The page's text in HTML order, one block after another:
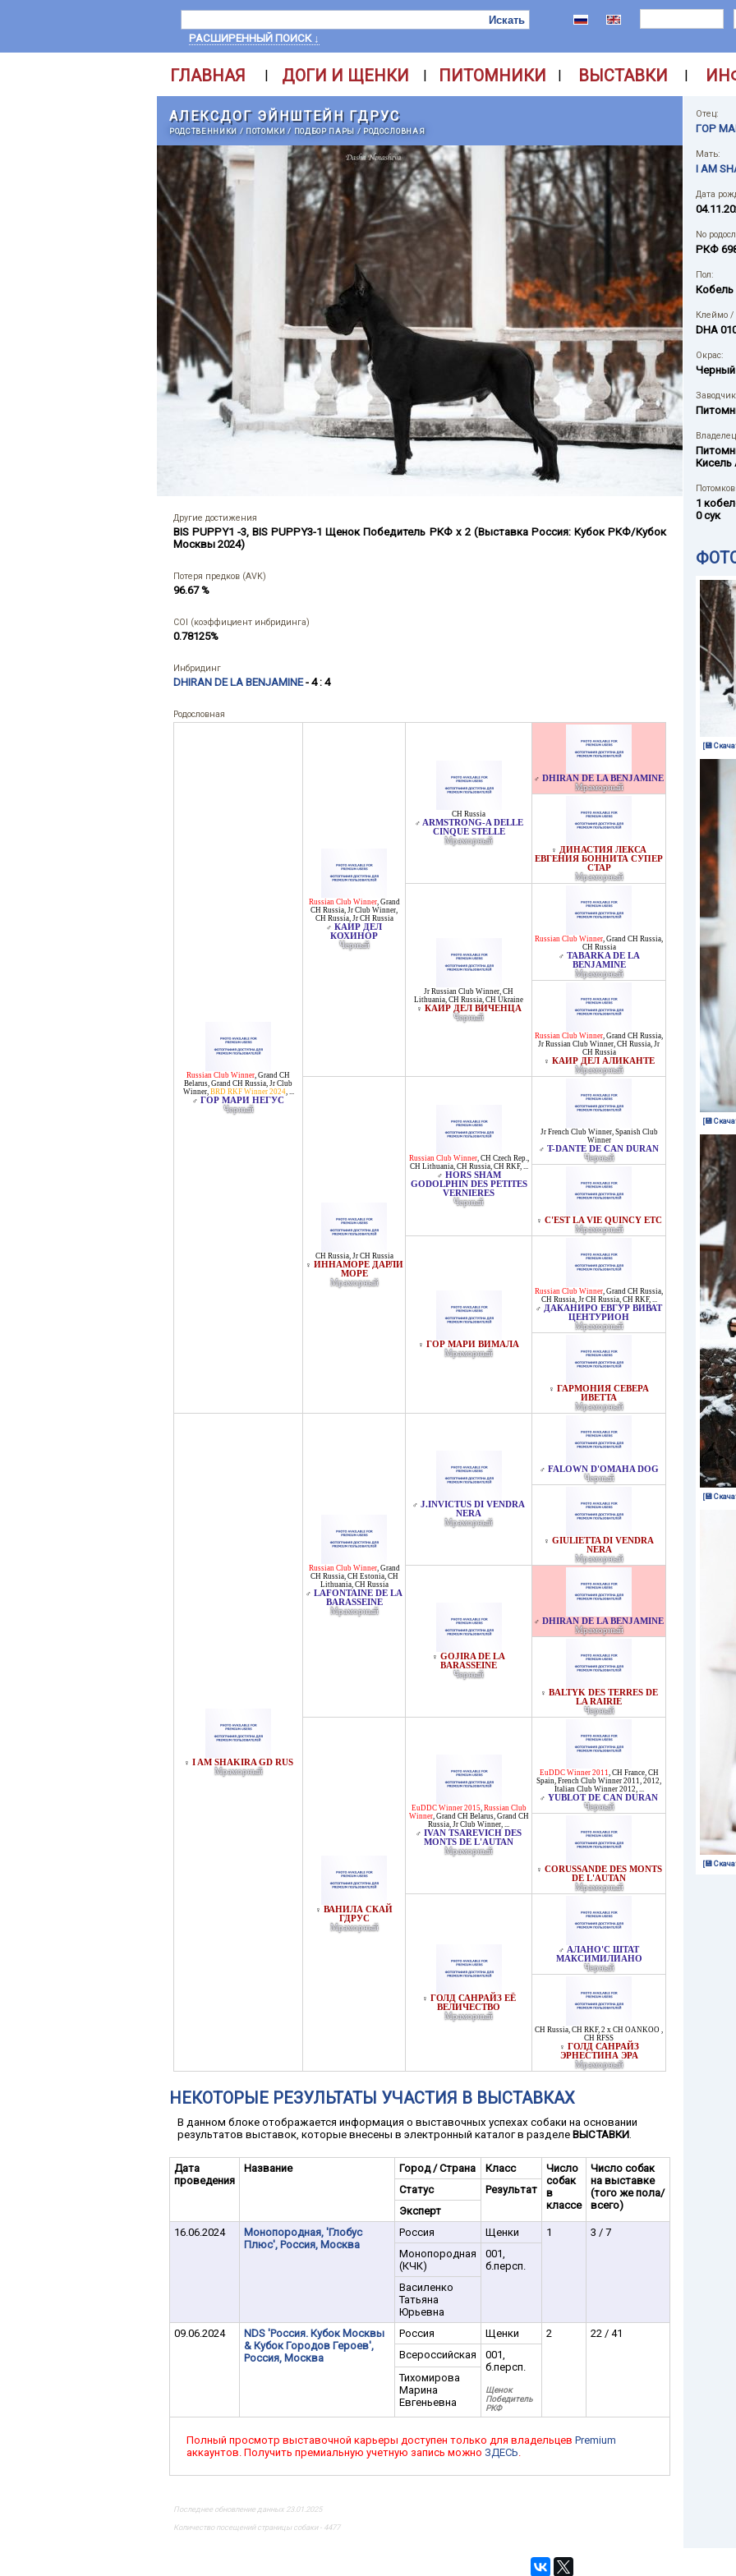
РАСШИРЕННЫЙ ПОИСК ↓
ГЛАВНАЯ | ДОГИ И ЩЕНКИ | ПИТОМНИКИ | ВЫСТАВКИ |
АЛЕКСДОГ ЭЙНШТЕЙН ГДРУС
РОДСТВЕННИКИ / ПОТОМКИ/ ПОДБОР ПАРЫ / РОДОСЛОВНАЯ
Другие достижения
BIS PUPPY1 -3, BIS PUPPY3-1 Щенок Победитель РКФ х 2 (Выставка Россия: Кубок РКФ/Кубок
Москвы 2024)
Потеря предков (AVK)
96.67 %
COI (коэффициент инбридинга)
0.78125%
Инбридинг
DHIRAN DE LA BENJAMINE- 4 : 4
Родословная
Russian Club Winner, Grand CH
Belarus, Grand CH Russia, Jr Club
Winner, BRD RKF Winner 2024, ...
♂ ГОР МАРИ НЕГУС
Черный
Russian Club Winner, Grand
CH Russia, Jr Club Winner,
CH Russia, Jr CH Russia
♂ КАИР ДЕЛ
КОХИНОР
Черный
CH Russia
♂ ARMSTRONG-A DELLE
CINQUE STELLE
Мраморный
♂ DHIRAN DE LA BENJAMINE
Мраморный
♀ ДИНАСТИЯ ЛЕКСА
ЕВГЕНИЯ БОННИТА СУПЕР
СТАР
Мраморный
Jr Russian Club Winner, CH
Lithuania, CH Russia, CH Ukraine
♀ КАИР ДЕЛ ВИЧЕНЦА
Черный
Russian Club Winner, Grand CH Russia,
CH Russia
♂ TABARKA DE LA
BENJAMINE
Мраморный
Russian Club Winner, Grand CH Russia,
Jr Russian Club Winner, CH Russia, Jr
CH Russia
♀ КАИР ДЕЛ АЛИКАНТЕ
Мраморный
CH Russia, Jr CH Russia
♀ ИННАМОРЕ ДАРЛИ
МОРЕ
Мраморный
Russian Club Winner, CH Czech Rep.,
CH Lithuania, CH Russia, CH RKF, ...
♂ HORS SHAM
GODOLPHIN DES PETITES
VERNIERES
Черный
Jr French Club Winner, Spanish Club
Winner
♂ T-DANTE DE CAN DURAN
Черный
♀ C'EST LA VIE QUINCY ETC
Мраморный
♀ ГОР МАРИ ВИМАЛА
Мраморный
Russian Club Winner, Grand CH Russia,
CH Russia, Jr CH Russia, CH RKF, ...
♂ ДАКАНИРО ЕВГУР ВИВАТ
ЦЕНТУРИОН
Мраморный
♀ ГАРМОНИЯ СЕВЕРА
ИВЕТТА
Мраморный
♀ I AM SHAKIRA GD RUS
Мраморный
Russian Club Winner, Grand
CH Russia, CH Estonia, CH
Lithuania, CH Russia
♂ LAFONTAINE DE LA
BARASSEINE
Мраморный
♂ J.INVICTUS DI VENDRA
NERA
Мраморный
♂ FALOWN D'OMAHA DOG
Черный
♀ GIULIETTA DI VENDRA
NERA
Мраморный
♀ GOJIRA DE LA
BARASSEINE
Черный
♂ DHIRAN DE LA BENJAMINE
Мраморный
♀ BALTYK DES TERRES DE
LA RAIRIE
Черный
♀ ВАНИЛА СКАЙ
ГДРУС
Мраморный
EuDDC Winner 2015, Russian Club
Winner, Grand CH Belarus, Grand CH
Russia, Jr Club Winner, ...
♂ IVAN TSAREVICH DES
MONTS DE L'AUTAN
Мраморный
EuDDC Winner 2011, CH France, CH
Spain, French Club Winner 2011, 2012,
Italian Club Winner 2012, ...
♂ YUBLOT DE CAN DURAN
Черный
♀ CORUSSANDE DES MONTS
DE L'AUTAN
Мраморный
♀ ГОЛД САНРАЙЗ ЕЁ
ВЕЛИЧЕСТВО
Мраморный
♂ АЛАНО'С ШТАТ
МАКСИМИЛИАНО
Черный
CH Russia, CH RKF, 2 x CH OANKOO ,
CH RFSS
♀ ГОЛД САНРАЙЗ
ЭРНЕСТИНА ЭРА
Мраморный
НЕКОТОРЫЕ РЕЗУЛЬТАТЫ УЧАСТИЯ В ВЫСТАВКАХ
В данном блоке отображается информация о выставочных успехах собаки на основании
результатов выставок, которые внесены в электронный каталог в разделе ВЫСТАВКИ.
Дата
проведения
Название Город / Страна Класс
Число
собак
в
классе
Число собак
на выставке
(того же пола/
всего)
Статус
Результат
Эксперт
16.06.2024
Монопородная, 'Глобус
Плюс', Россия, Москва
Россия Щенки 1
3 / 7
Монопородная
(КЧК)
001,
б.персп.
Василенко
Татьяна
Юрьевна
09.06.2024
NDS 'Россия. Кубок Москвы
& Кубок Городов Героев',
Россия, Москва
Россия Щенки 2
22 / 41
Всероссийская
001,
б.персп.
Щенок
Победитель
РКФ
Тихомирова
Марина
Евгеньевна
Полный просмотр выставочной карьеры доступен только для владельцев Premium
аккаунтов. Получить премиальную учетную запись можно ЗДЕСЬ.
Последнее обновление данных 23.01.2025
Количество посещений страницы собаки - 4477
Отец:
ГОР
Мать:
I AM
Дата
No
РКФ
Пол:
Кобель
Клеймо
DHA
Окрас:
Черный
Кисель
1
0 сук
[💾
[💾
[💾
[💾